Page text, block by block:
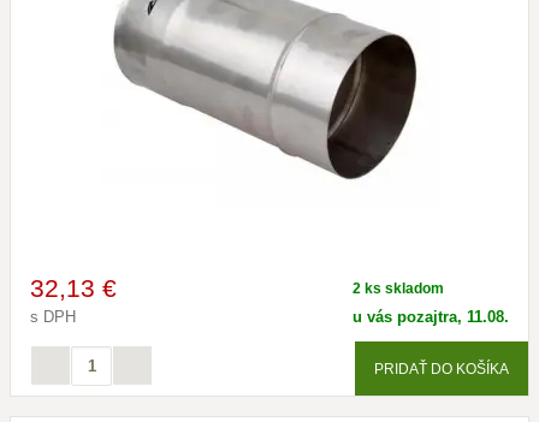
32,13 €
s DPH
2 ks skladom
u vás pozajtra, 11.08.
PRIDAŤ DO KOŠÍKA